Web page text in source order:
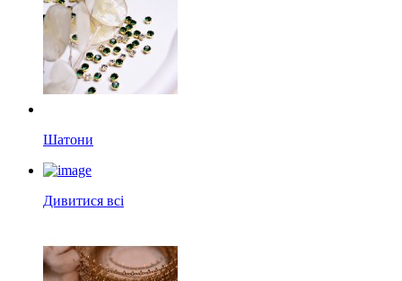
Шатони
Дивитися всі